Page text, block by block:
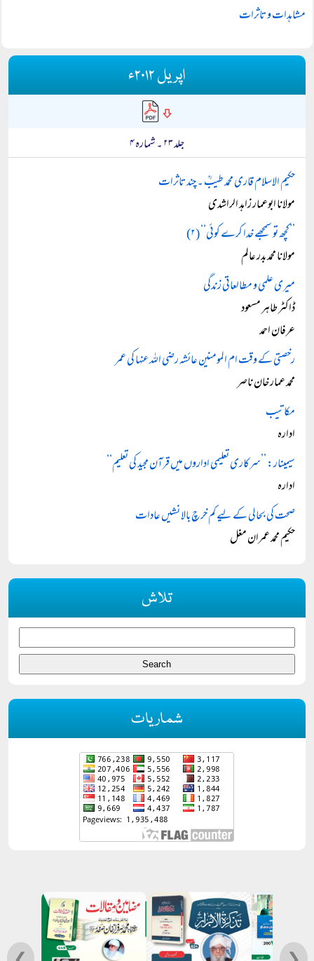
مشاہدات و تاثرات
اپریل ۲۰۱۲ء
جلد ۲۳ ۔ شمارہ ۴
حکیم الاسلام قاری محمد طیبؒ ۔ چند تاثرات
مولانا ابوعمار زاہد الراشدی
’’کچھ تو سمجھے خدا کرے کوئی‘‘ (۲)
مولانا محمد بدر عالم
میری علمی و مطالعاتی زندگی
ڈاکٹر طاہر مسعود
عرفان احمد
رخصتی کے وقت ام المومنین عائشہ رضی اللہ عنہا کی عمر
محمد عمار خان ناصر
مکاتیب
ادارہ
سیمینار: ’’سرکاری تعلیمی اداروں میں قرآن مجید کی تعلیم‘‘
ادارہ
صحت کی بحالی کے لیے کم خرچ بالا نشیں عادات
حکیم محمد عمران مغل
تلاش
شماریات